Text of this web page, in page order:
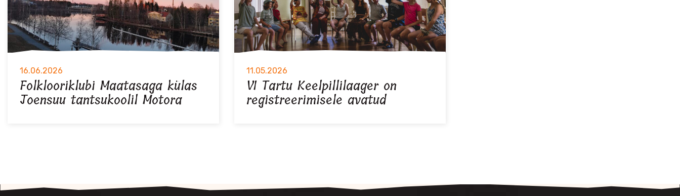
16.06.2026
Folklooriklubi Maatasaga külas
Joensuu tantsukoolil Motora
11.05.2026
VI Tartu Keelpillilaager on
registreerimisele avatud